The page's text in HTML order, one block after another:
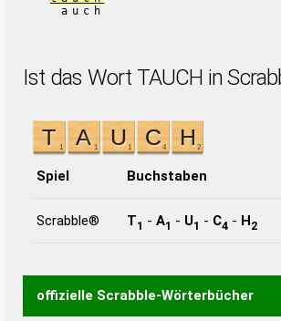
auch
Ist das Wort TAUCH in
Spiel Buchstaben
Scrabble® T1 - A1 - U1 - C4 - H2
offizielle Scrabble-Wörterbücher